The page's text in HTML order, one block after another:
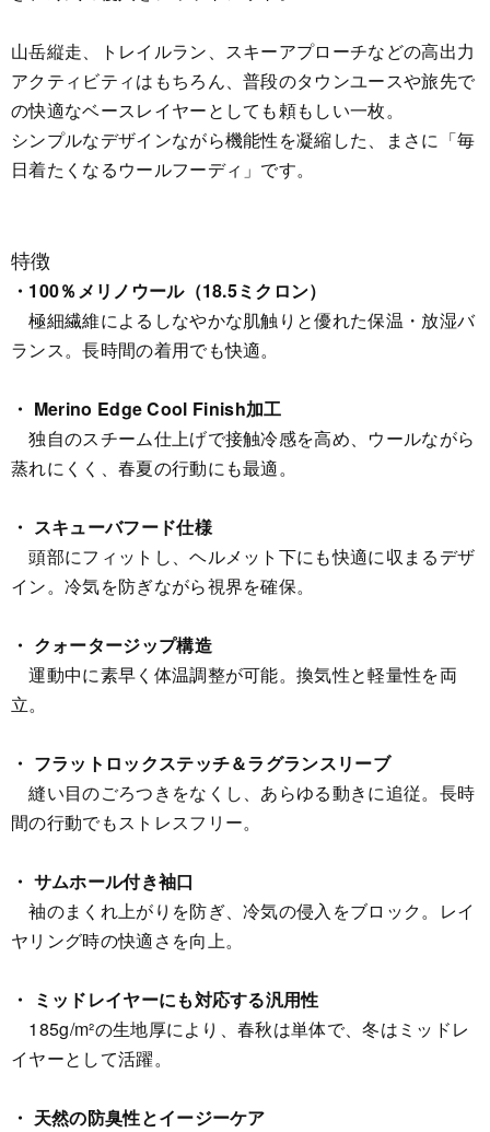
山岳縦走、トレイルラン、スキーアプローチなどの高出力
アクティビティはもちろん、普段のタウンユースや旅先で
の快適なベースレイヤーとしても頼もしい一枚。
シンプルなデザインながら機能性を凝縮した、まさに「毎
日着たくなるウールフーディ」です。
特徴
・100％メリノウール（18.5ミクロン）
極細繊維によるしなやかな肌触りと優れた保温・放湿バ
ランス。長時間の着用でも快適。
・ Merino Edge Cool Finish加工
独自のスチーム仕上げで接触冷感を高め、ウールながら
蒸れにくく、春夏の行動にも最適。
・ スキューバフード仕様
頭部にフィットし、ヘルメット下にも快適に収まるデザ
イン。冷気を防ぎながら視界を確保。
・ クォータージップ構造
運動中に素早く体温調整が可能。換気性と軽量性を両
立。
・ フラットロックステッチ＆ラグランスリーブ
縫い目のごろつきをなくし、あらゆる動きに追従。長時
間の行動でもストレスフリー。
・ サムホール付き袖口
袖のまくれ上がりを防ぎ、冷気の侵入をブロック。レイ
ヤリング時の快適さを向上。
・ ミッドレイヤーにも対応する汎用性
185g/m²の生地厚により、春秋は単体で、冬はミッドレ
イヤーとして活躍。
・ 天然の防臭性とイージーケア